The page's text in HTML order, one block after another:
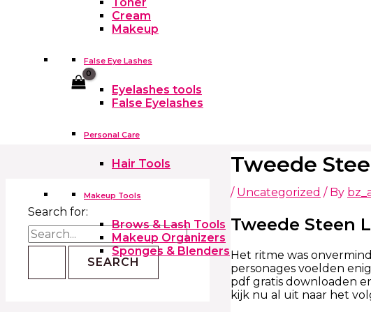
Cream
Makeup
False Eye Lashes
Eyelashes tools
False Eyelashes
Personal Care
Hair Tools
Makeup Tools
Brows & Lash Tools
Makeup Organizers
Sponges & Blenders
Search for:
Tweede
/ Uncategorized / By
Tweede Steen
Het ritme was
personages voelden
pdf gratis downloaden
kijk nu al uit naar het